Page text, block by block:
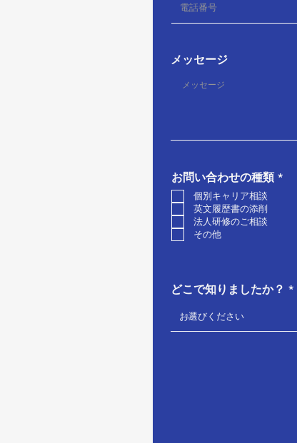
メッセージ
お問い合わせの種類 *必
個別キャリア相談
英文履歴書の添削
法人研修のご相談
その他
どこで知りましたか？